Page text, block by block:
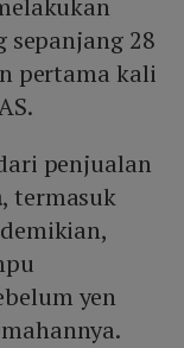
sepanjang 28
pertama kali
penjualan
, termasuk
yen